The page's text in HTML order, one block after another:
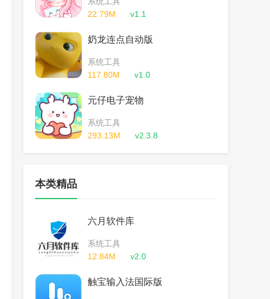
22.79M
v1.1
奶龙连点自动版
系统工具
117.80M
v1.0
元仔电子宠物
系统工具
293.13M
v2.3.8
本类精品
六月软件库
系统工具
12.84M
v2.0
触宝输入法国际版